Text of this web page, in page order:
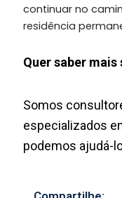
continuar no
residência
Quer saber mais
Somos
especializados
podemos ajudá-